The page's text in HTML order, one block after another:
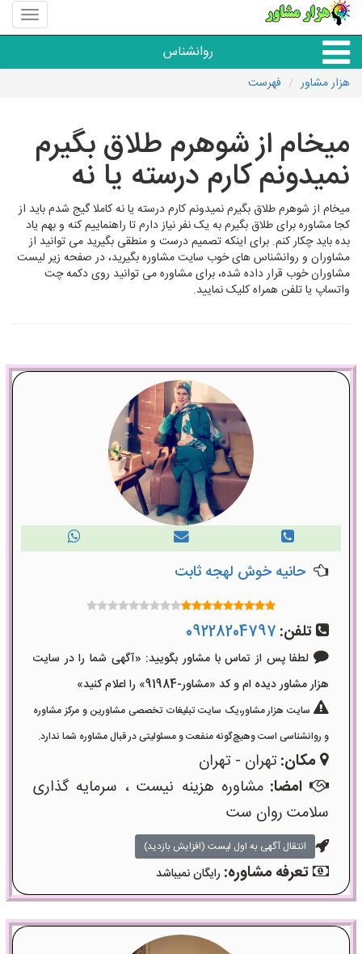
منوی
سایت
مشاور
روانشناس
گروه روانشناسی
هزار مشاور فهرست
میخام از شوهرم طلاق بگیرم
نمیدونم کارم درسته یا نه
میخام از شوهرم طلاق بگیرم نمیدونم کارم درسته یا نه کاملا گیج شدم باید از
کجا مشاوره برای طلاق بگیرم به یک نفر نیاز دارم تا راهنماییم کنه و بهم یاد
بده باید چکار کنم. برای اینکه تصمیم درست و منطقی بگیرید می توانید از
مشاوران و روانشناس های خوب سایت مشاوره بگیرید، در صفحه زیر لیست
مشاوران خوب قرار داده شده، برای مشاوره می توانید روی دکمه چت
واتساپ یا تلفن همراه کلیک نمایید.
حانیه خوش لهجه ثابت
تلفن: 09228204797
لطفا پس از تماس با مشاور بگویید: «آگهی شما را در سایت
هزار مشاور دیده ام و کد «مشاور-91984» را اعلام کنید»
سایت هزار مشاور،یک سایت تبلیغات تخصصی مشاورین و مرکز مشاوره
و روانشناسی است وهیچ‌گونه منفعت و مسئولیتی در قبال مشاوره شما ندارد.
مکان:تهران - تهران
امضا:مشاوره هزینه نیست ، سرمایه گذاری
سلامت روان ست
انتقال آگهی به اول لیست (افزایش بازدید)
تعرفه مشاوره: رایگان نمیباشد